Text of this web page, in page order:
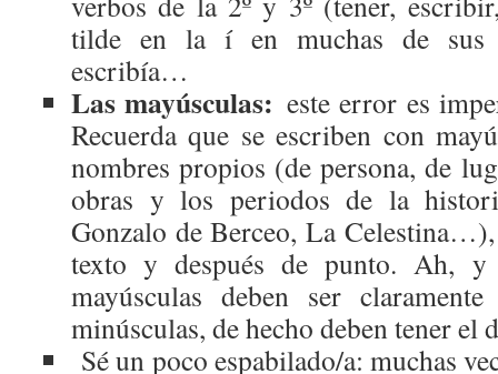
tilde en la í en muchas de sus
escribía…
Las mayúsculas: este error es
Recuerda que se escriben con
nombres propios (de persona, de
obras y los periodos de la
Gonzalo de Berceo, La
texto y después de punto. Ah,
mayúsculas deben ser
minúsculas, de hecho deben tener el
Sé un poco espabilado/a: muchas